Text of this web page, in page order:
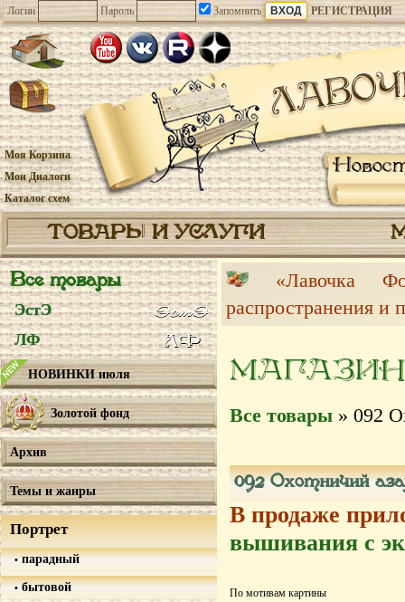
Логин Пароль Запомнить РЕГИСТРАЦИЯ
Моя Корзина
Мои Диалоги
Каталог схем
ТОВАРЫ И УСЛУГИ
Все товары
ЭстЭ
ЛФ
НОВИНКИ июля
Золотой фонд
Архив
Темы и жанры
Портрет
парадный
бытовой
«Лавочка
распространения и
МАГАЗИН
Все товары » 092
092 Охотничий
В продаже
вышивания с
По мотивам картины